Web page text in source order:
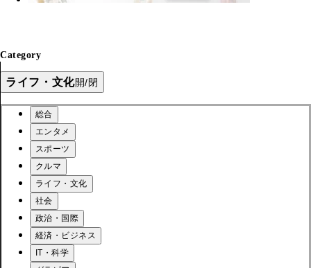
Category
ライフ・文化開/閉
総合
エンタメ
スポーツ
クルマ
ライフ・文化
社会
政治・国際
経済・ビジネス
IT・科学